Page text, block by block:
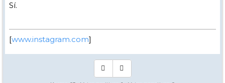
Sí.
[www.instagram.com]